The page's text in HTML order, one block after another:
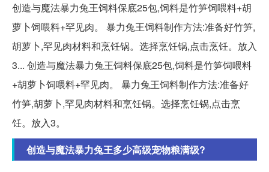
创造与魔法暴力兔王饲料保底25包,饲料是竹笋饲喂料+胡
萝卜饲喂料+罕见肉。 暴力兔王饲料制作方法:准备好竹笋,
胡萝卜,罕见肉材料和烹饪锅。选择烹饪锅,点击烹饪。放入
3... 创造与魔法暴力兔王饲料保底25包,饲料是竹笋饲喂料
+胡萝卜饲喂料+罕见肉。 暴力兔王饲料制作方法:准备好
竹笋,胡萝卜,罕见肉材料和烹饪锅。选择烹饪锅,点击烹
饪。放入3。
创造与魔法暴力兔王多少高级宠物粮满级?